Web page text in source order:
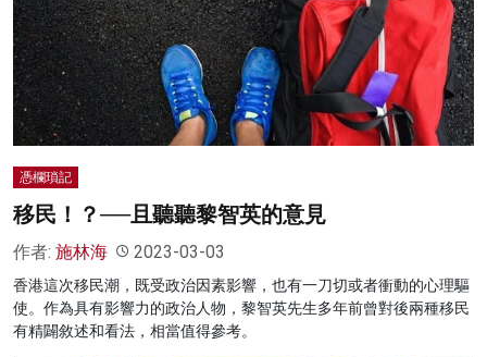
憑欄瑣記
移民！？──且聽聽黎智英的意見
作者: 施林海 2023-03-03
香港這次移民潮，既受政治因素影響，也有一刀切或者衝動的心理驅
使。作為具有影響力的政治人物，黎智英先生多年前曾對後兩種移民
有精闢敘述和看法，相當值得參考。